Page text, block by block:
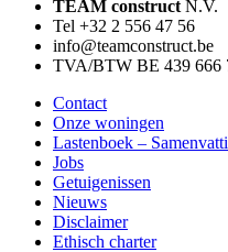
TEAM construct N.V.
Tel +32 2 556 47 56
info@teamconstruct.be
TVA/BTW BE 439 666
Contact
Onze woningen
Lastenboek –
Jobs
Getuigenissen
Nieuws
Disclaimer
Ethisch charter